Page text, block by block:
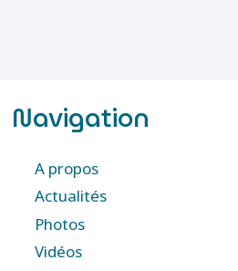
Navigation
A propos
Actualités
Photos
Vidéos